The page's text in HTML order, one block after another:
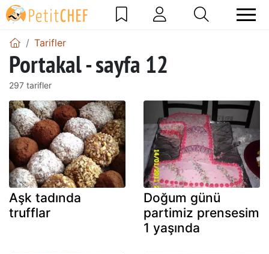
Tarifler
Portakal - sayfa 12
297 tarifler
Aşk tadında
trufflar
Doğum günü
partimiz prensesim
1 yaşında